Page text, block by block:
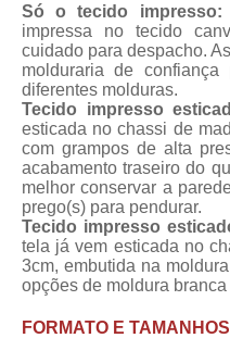
Só o tecido impresso:
impressa no tecido
cuidado para despacho.
molduraria de
diferentes molduras.
Tecido impresso
esticada no chassi de
com grampos de alta
acabamento traseiro do
melhor conservar a
prego(s) para pendurar.
Tecido impresso
tela já vem esticada no
3cm, embutida na
opções de moldura branca
FORMATO E TAMANHOS